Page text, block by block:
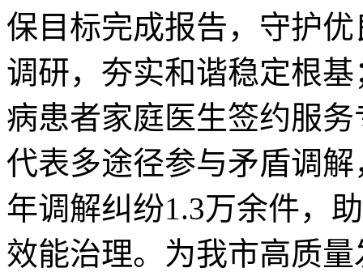
保目标完成报告，守护
调研，夯实和谐稳定根
病患者家庭医生签约服
代表多途径参与矛盾调
年调解纠纷1.3万余件，
效能治理。为我市高质